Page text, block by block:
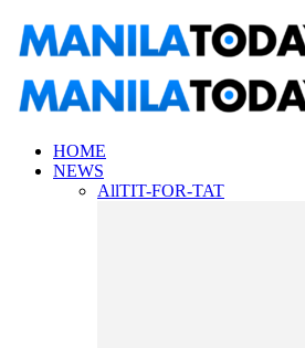
HOME
NEWS
AllTIT-FOR-TAT